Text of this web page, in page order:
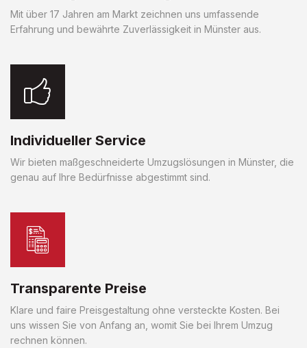
Mit über 17 Jahren am Markt zeichnen uns umfassende
Erfahrung und bewährte Zuverlässigkeit in Münster aus.
Individueller Service
Wir bieten maßgeschneiderte Umzugslösungen in Münster, die
genau auf Ihre Bedürfnisse abgestimmt sind.
Transparente Preise
Klare und faire Preisgestaltung ohne versteckte Kosten. Bei
uns wissen Sie von Anfang an, womit Sie bei Ihrem Umzug
rechnen können.